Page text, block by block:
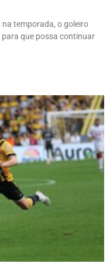
temporada, o goleiro
que possa continuar